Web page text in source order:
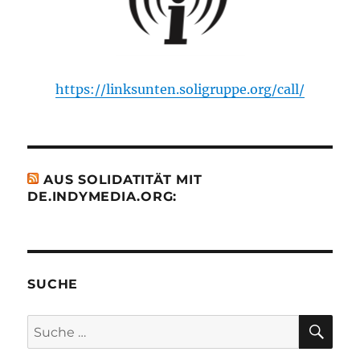
https://linksunten.soligruppe.org/call/
AUS SOLIDATITÄT MIT
DE.INDYMEDIA.ORG:
SUCHE
Suche
nach: